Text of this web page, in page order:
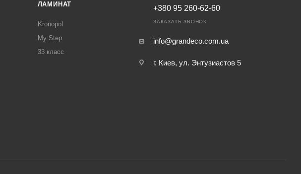
ЛАМИНАТ
Kronopol
My Step
33 класс
+380 95 260-62-60
ЗАКАЗАТЬ ЗВОНОК
info@grandeco.com.ua
г. Киев, ул. Энтузиастов 5